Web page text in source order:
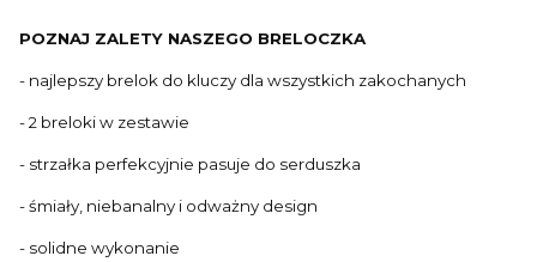
POZNAJ ZALETY NASZEGO BRELOCZKA
- najlepszy brelok do kluczy dla wszystkich zakochanych
- 2 breloki w zestawie
- strzałka perfekcyjnie pasuje do serduszka
- śmiały, niebanalny i odważny design
- solidne wykonanie